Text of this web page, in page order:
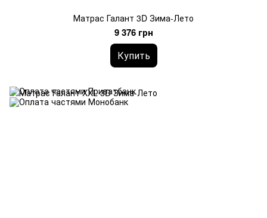
Матрас Галант 3D Зима-Лето
9 376 грн
Купить